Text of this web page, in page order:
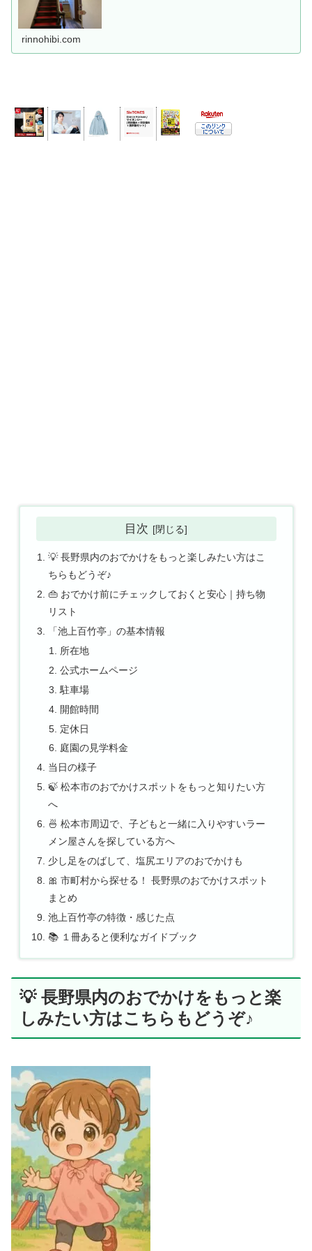
rinnohibi.com
目次
💡 長野県内のおでかけをもっと楽しみたい方はこ
ちらもどうぞ♪
👜 おでかけ前にチェックしておくと安心｜持ち物
リスト
「池上百竹亭」の基本情報
所在地
公式ホームページ
駐車場
開館時間
定休日
庭園の見学料金
当日の様子
🍃 松本市のおでかけスポットをもっと知りたい方
へ
🍜 松本市周辺で、子どもと一緒に入りやすいラー
メン屋さんを探している方へ
少し足をのばして、塩尻エリアのおでかけも
🎀 市町村から探せる！ 長野県のおでかけスポット
まとめ
池上百竹亭の特徴・感じた点
📚 １冊あると便利なガイドブック
💡 長野県内のおでかけをもっと楽
しみたい方はこちらもどうぞ♪